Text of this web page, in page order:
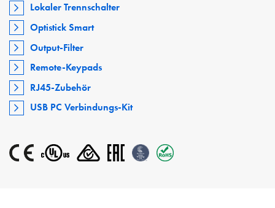
Lokaler Trennschalter
Optistick Smart
Output-Filter
Remote-Keypads
RJ45-Zubehör
USB PC Verbindungs-Kit